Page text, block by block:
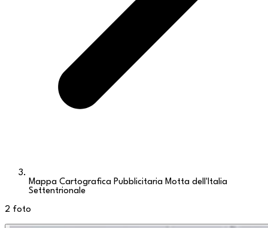
Mappa Cartografica Pubblicitaria Motta dell'Italia
Settentrionale
2 foto